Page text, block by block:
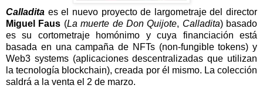
Calladita es el nuevo proyecto de largometraje del director
Miguel Faus (La muerte de Don Quijote, Calladita) basado
es su cortometraje homónimo y cuya financiación está
basada en una campaña de NFTs (non-fungible tokens) y
Web3 systems (aplicaciones descentralizadas que utilizan
la tecnología blockchain), creada por él mismo. La colección
saldrá a la venta el 2 de marzo.